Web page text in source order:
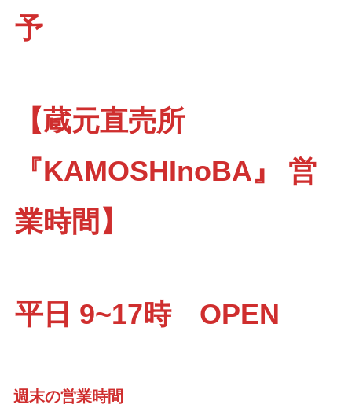
予
【蔵元直売所
『KAMOSHInoBA』 営
業時間】
平日 9~17時 OPEN
週末の営業時間